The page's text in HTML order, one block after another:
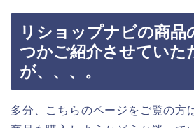
リショップナビの商品
つかご紹介させていた
が、、、。
多分、こちらのページをご覧の方